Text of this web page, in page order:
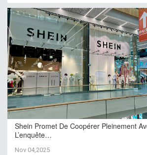
Shein Promet De Coopérer Pleinement
L’enquête…
Nov 04,2025